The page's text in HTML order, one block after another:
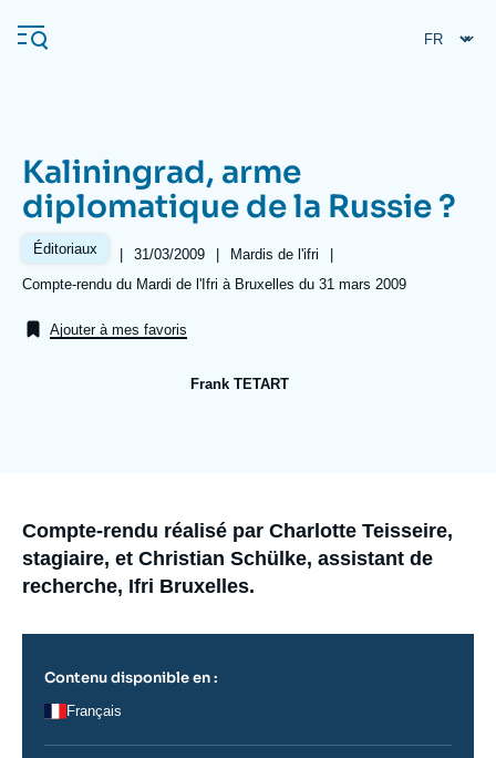
au
contenu
Navigation
principale
L'Ifri
Analyses
Nous soutenir
Kaliningrad, arme
diplomatique de la Russie ?
Éditoriaux |
Date
de
31/03/2009 |
Référence
taxonomie
Mardis de l'ifri
|
Références
Compte-rendu du Mardi de l'Ifri à Bruxelles du 31 mars 2009
Ajouter à mes favoris
Frank TETART
Accroche
Compte-rendu réalisé par Charlotte Teisseire,
stagiaire, et Christian Schülke, assistant de
recherche, Ifri Bruxelles.
Contenu disponible en :
Français